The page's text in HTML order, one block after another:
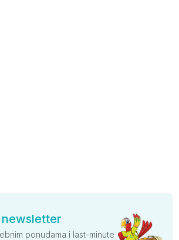
newsletter
ponudama i last-minute